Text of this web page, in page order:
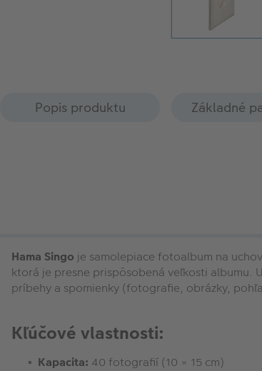
Popis produktu Základné
Hama Singo je samolepiace fotoalbum na
ktorá je presne prispôsobená veľkosti albumu.
príbehy a spomienky (fotografie, obrázky,
Kľúčové vlastnosti:
Kapacita: 40 fotografií (10 × 15 cm)